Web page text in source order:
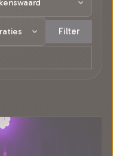
Filter